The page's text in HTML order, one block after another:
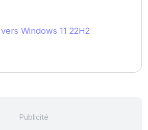
Windows 11 22H2